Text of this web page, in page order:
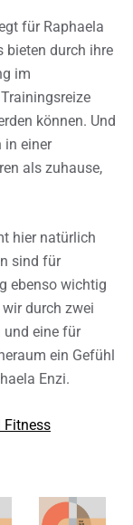
für Raphaela
bieten durch ihre
im
können. Und
in einer
als zuhause,
hier natürlich
sind für
ebenso wichtig
durch zwei
und eine für
ein Gefühl
Enzi.
Fitness